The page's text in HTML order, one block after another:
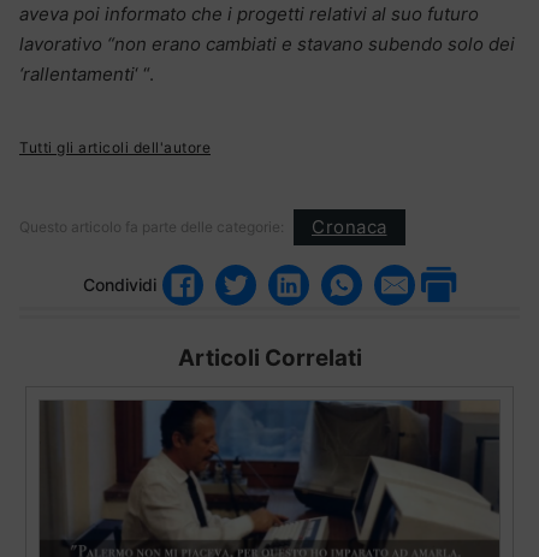
aveva poi informato che i progetti relativi al suo futuro
lavorativo “non erano cambiati e stavano subendo solo dei
‘rallentamenti‘ “.
Tutti gli articoli dell'autore
Questo articolo fa parte delle categorie: Cronaca
Condividi
Articoli Correlati